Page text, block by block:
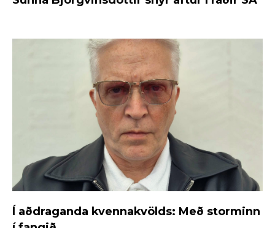
Í aðdraganda kvennakvölds: Með storminn